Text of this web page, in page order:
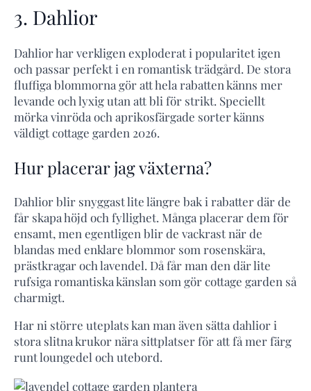
3. Dahlior
Dahlior har verkligen exploderat i popularitet igen
och passar perfekt i en romantisk trädgård. De stora
fluffiga blommorna gör att hela rabatten känns mer
levande och lyxig utan att bli för strikt. Speciellt
mörka vinröda och aprikosfärgade sorter känns
väldigt cottage garden 2026.
Hur placerar jag växterna?
Dahlior blir snyggast lite längre bak i rabatter där de
får skapa höjd och fyllighet. Många placerar dem för
ensamt, men egentligen blir de vackrast när de
blandas med enklare blommor som rosenskära,
prästkragar och lavendel. Då får man den där lite
rufsiga romantiska känslan som gör cottage garden så
charmigt.
Har ni större uteplats kan man även sätta dahlior i
stora slitna krukor nära sittplatser för att få mer färg
runt loungedel och utebord.